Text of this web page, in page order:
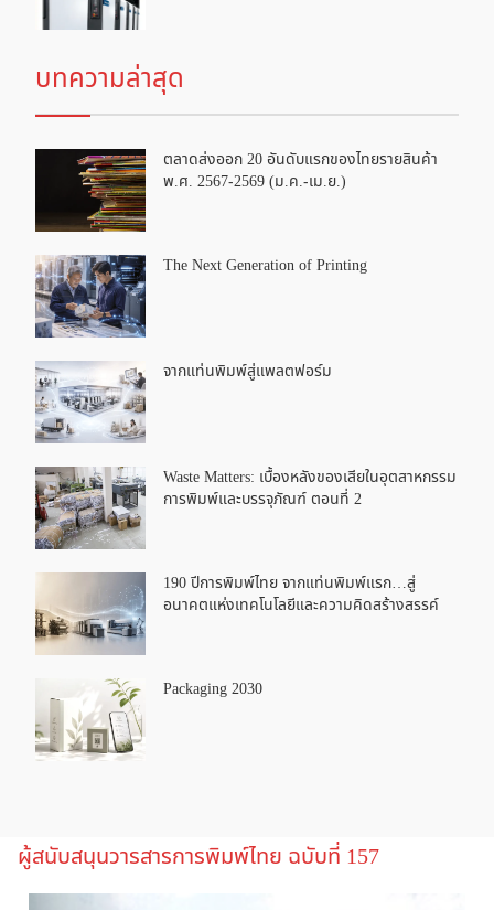
บทความล่าสุด
ตลาดส่งออก 20 อันดับแรกของไทยรายสินค้า
พ.ศ. 2567-2569 (ม.ค.-เม.ย.)
The Next Generation of Printing
จากแท่นพิมพ์สู่แพลตฟอร์ม
Waste Matters: เบื้องหลังของเสียในอุตสาหกรรม
การพิมพ์และบรรจุภัณฑ์ ตอนที่ 2
190 ปีการพิมพ์ไทย จากแท่นพิมพ์แรก…สู่
อนาคตแห่งเทคโนโลยีและความคิดสร้างสรรค์
Packaging 2030
ผู้สนับสนุนวารสารการพิมพ์ไทย ฉบับที่ 157